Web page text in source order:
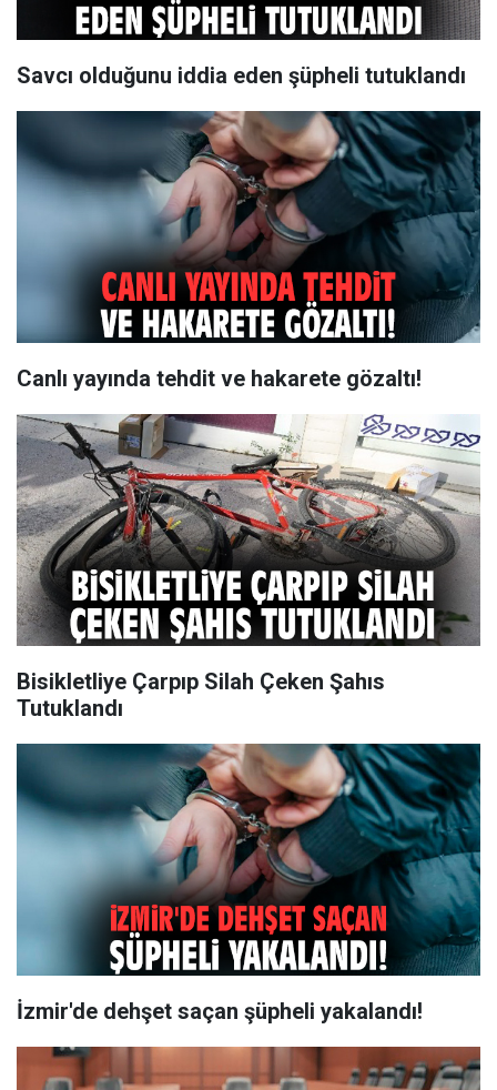
Savcı olduğunu iddia eden şüpheli tutuklandı
Canlı yayında tehdit ve hakarete gözaltı!
Bisikletliye Çarpıp Silah Çeken Şahıs
Tutuklandı
İzmir'de dehşet saçan şüpheli yakalandı!